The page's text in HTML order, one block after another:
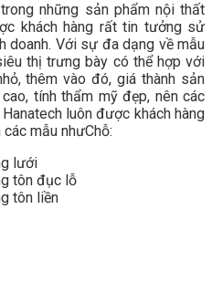
những sản phẩm nội thất
khách hàng rất tin tưởng sử
doanh. Với sự đa dạng về mẫu
thị trưng bày có thể hợp với
thêm vào đó, giá thành sản
tính thẩm mỹ đẹp, nên các
luôn được khách hàng
mẫu nhưChỗ:
lưới
tôn đục lỗ
tôn liền